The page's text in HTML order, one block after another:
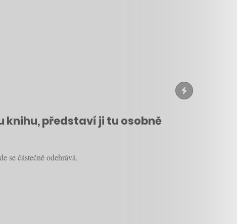
knihu, představí ji tu osobně
se částečně odehrává.